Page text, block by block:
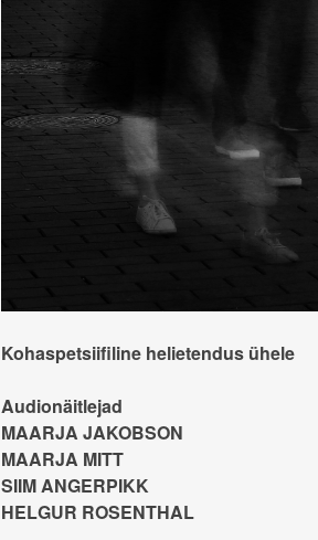
Kohaspetsiifiline helietendus ühele
Audionäitlejad
MAARJA JAKOBSON
MAARJA MITT
SIIM ANGERPIKK
HELGUR ROSENTHAL